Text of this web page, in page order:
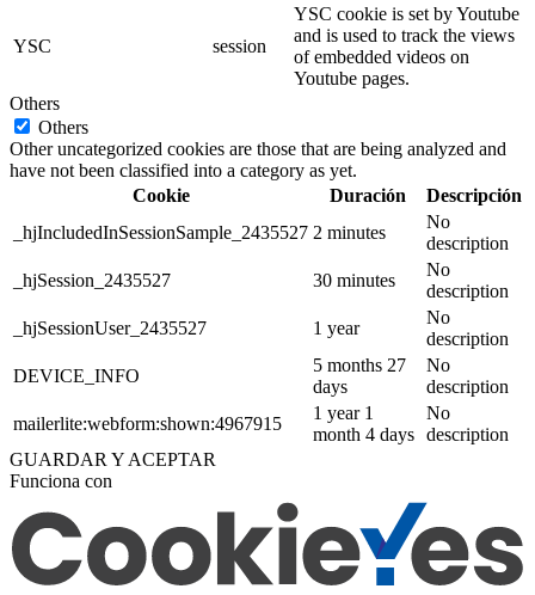
YSC session
YSC cookie is set by Youtube
and is used to track the views
of embedded videos on
Youtube pages.
Others
Others
Other uncategorized cookies are those that are being analyzed and
have not been classified into a category as yet.
Cookie
Duración
Descripción
_hjIncludedInSessionSample_2435527 2 minutes
No
description
_hjSession_2435527
30 minutes
No
description
_hjSessionUser_2435527
1 year
No
description
DEVICE_INFO
5 months 27
days
No
description
mailerlite:webform:shown:4967915
1 year 1
month 4 days
No
description
GUARDAR Y ACEPTAR
Funciona con